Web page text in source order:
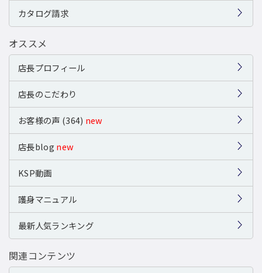
カタログ請求
オススメ
店長プロフィール
店長のこだわり
お客様の声 (364) new
店長blog new
KSP動画
護身マニュアル
最新人気ランキング
関連コンテンツ